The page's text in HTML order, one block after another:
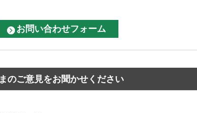
のご意見をお聞かせください